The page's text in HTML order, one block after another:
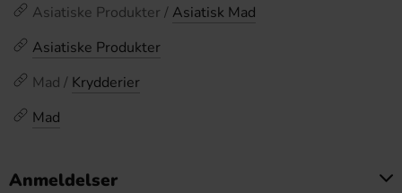
Asiatiske Produkter / Asiatisk Mad
Asiatiske Produkter
Mad / Krydderier
Mad
Anmeldelser